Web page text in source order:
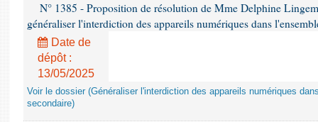
N° 1385 - Proposition de résolution de Mme Delphine
généraliser l'interdiction des appareils numériques dans
Date de
dépôt :
13/05/2025
Voir le dossier (Généraliser l'interdiction des appareils numériques
secondaire)